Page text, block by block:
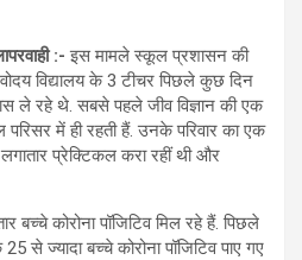
:-इस मामले स्कूल प्रशासन की
विद्यालय के 3 टीचर पिछले कुछ दिन
ले रहे थे. सबसे पहले जीव विज्ञान की एक
परिसर में ही रहती हैं. उनके परिवार का एक
लगातार प्रेक्टिकल करा रहीं थी और
बच्चे कोरोना पॉजिटिव मिल रहे हैं. पिछले
से ज्यादा बच्चे कोरोना पॉजिटिव पाए गए